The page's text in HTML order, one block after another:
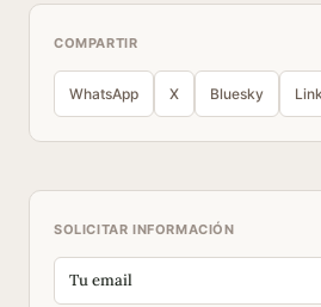
COMPARTIR
WhatsApp X Bluesky
SOLICITAR INFORMACIÓN